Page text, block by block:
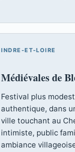
INDRE-ET-LOIRE
Médiévales de
Festival plus
authentique, dans
ville touchant au
intimiste, public
ambiance